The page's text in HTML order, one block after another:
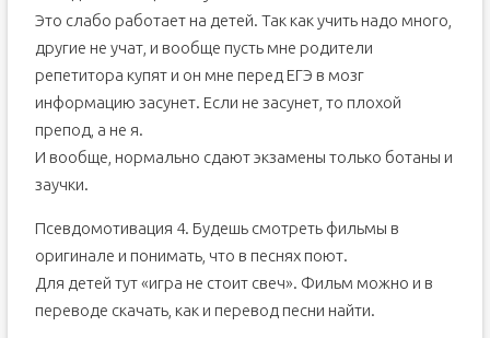
Это слабо работает на детей. Так как учить надо много,
другие не учат, и вообще пусть мне родители
репетитора купят и он мне перед ЕГЭ в мозг
информацию засунет. Если не засунет, то плохой
препод, а не я.
И вообще, нормально сдают экзамены только ботаны и
заучки.
Псевдомотивация 4. Будешь смотреть фильмы в
оригинале и понимать, что в песнях поют.
Для детей тут «игра не стоит свеч». Фильм можно и в
переводе скачать, как и перевод песни найти.